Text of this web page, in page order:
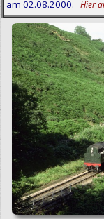
am 02.08.2000. Hier